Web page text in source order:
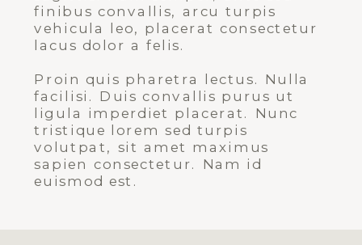
finibus convallis, arcu turpis
vehicula leo, placerat consectetur
lacus dolor a felis.
Proin quis pharetra lectus. Nulla
facilisi. Duis convallis purus ut
ligula imperdiet placerat. Nunc
tristique lorem sed turpis
volutpat, sit amet maximus
sapien consectetur. Nam id
euismod est.